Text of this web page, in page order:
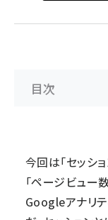
目次
今回は「セッシ
「ページビュー
Googleアナリ